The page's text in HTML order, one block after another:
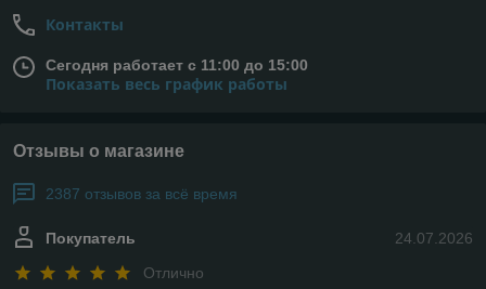
Контакты
Сегодня работает с 11:00 до 15:00
Показать весь график работы
Отзывы о магазине
2387 отзывов за всё время
24.07.2026
Покупатель
Отлично